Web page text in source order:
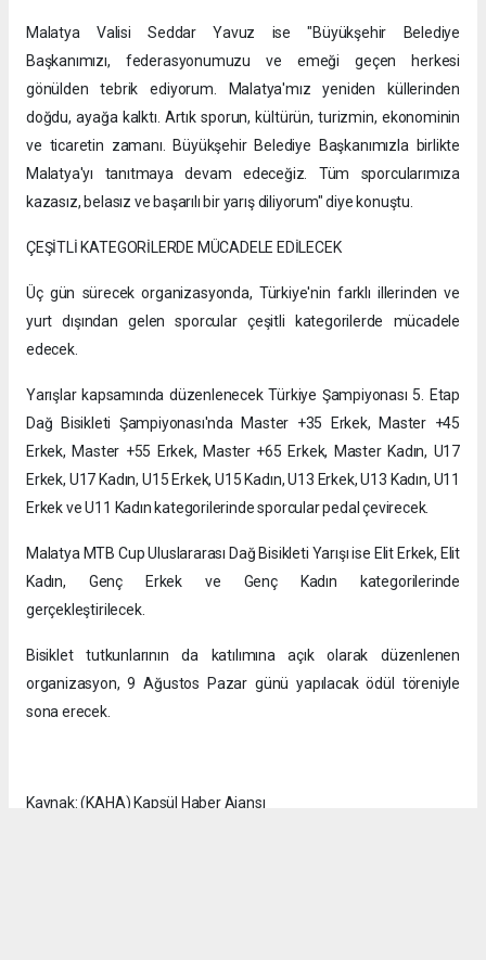
Malatya Valisi Seddar Yavuz ise "Büyükşehir Belediye
Başkanımızı, federasyonumuzu ve emeği geçen herkesi
gönülden tebrik ediyorum. Malatya'mız yeniden küllerinden
doğdu, ayağa kalktı. Artık sporun, kültürün, turizmin, ekonominin
ve ticaretin zamanı. Büyükşehir Belediye Başkanımızla birlikte
Malatya'yı tanıtmaya devam edeceğiz. Tüm sporcularımıza
kazasız, belasız ve başarılı bir yarış diliyorum" diye konuştu.
ÇEŞİTLİ KATEGORİLERDE MÜCADELE EDİLECEK
Üç gün sürecek organizasyonda, Türkiye'nin farklı illerinden ve
yurt dışından gelen sporcular çeşitli kategorilerde mücadele
edecek.
Yarışlar kapsamında düzenlenecek Türkiye Şampiyonası 5. Etap
Dağ Bisikleti Şampiyonası'nda Master +35 Erkek, Master +45
Erkek, Master +55 Erkek, Master +65 Erkek, Master Kadın, U17
Erkek, U17 Kadın, U15 Erkek, U15 Kadın, U13 Erkek, U13 Kadın, U11
Erkek ve U11 Kadın kategorilerinde sporcular pedal çevirecek.
Malatya MTB Cup Uluslararası Dağ Bisikleti Yarışı ise Elit Erkek, Elit
Kadın, Genç Erkek ve Genç Kadın kategorilerinde
gerçekleştirilecek.
Bisiklet tutkunlarının da katılımına açık olarak düzenlenen
organizasyon, 9 Ağustos Pazar günü yapılacak ödül töreniyle
sona erecek.
Kaynak: (KAHA) Kapsül Haber Ajansı